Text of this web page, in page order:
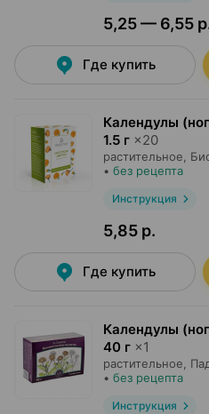
5,25 — 6,55
Где купить
Календулы
1.5 г ×20
растительное,
• без рецепта
Инструкция
5,85 р.
Где купить
Календулы
40 г ×1
растительное,
• без рецепта
Инструкция